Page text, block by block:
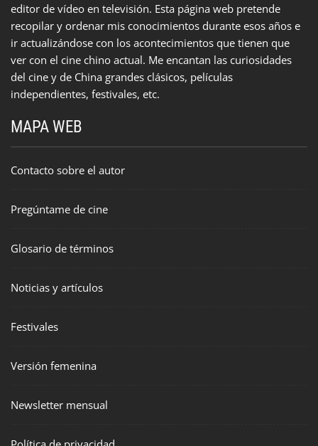
editor de vídeo en televisión. Esta página web pretende
recopilar y ordenar mis conocimientos durante esos años e
ir actualizándose con los acontecimientos que tienen que
ver con el cine chino actual. Me encantan las curiosidades
del cine y de China grandes clásicos, películas
independientes, festivales, etc.
MAPA WEB
Contacto sobre el autor
Pregúntame de cine
Glosario de términos
Noticias y artículos
Festivales
Versión femenina
Newsletter mensual